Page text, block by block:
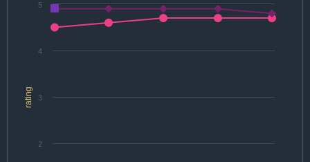
rating
2
3
4
5